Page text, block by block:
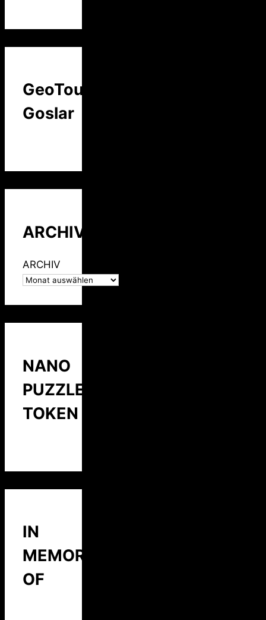
GeoTour
Goslar
ARCHIV
ARCHIV
NANO
PUZZLE
TOKEN
IN
MEMORY
OF